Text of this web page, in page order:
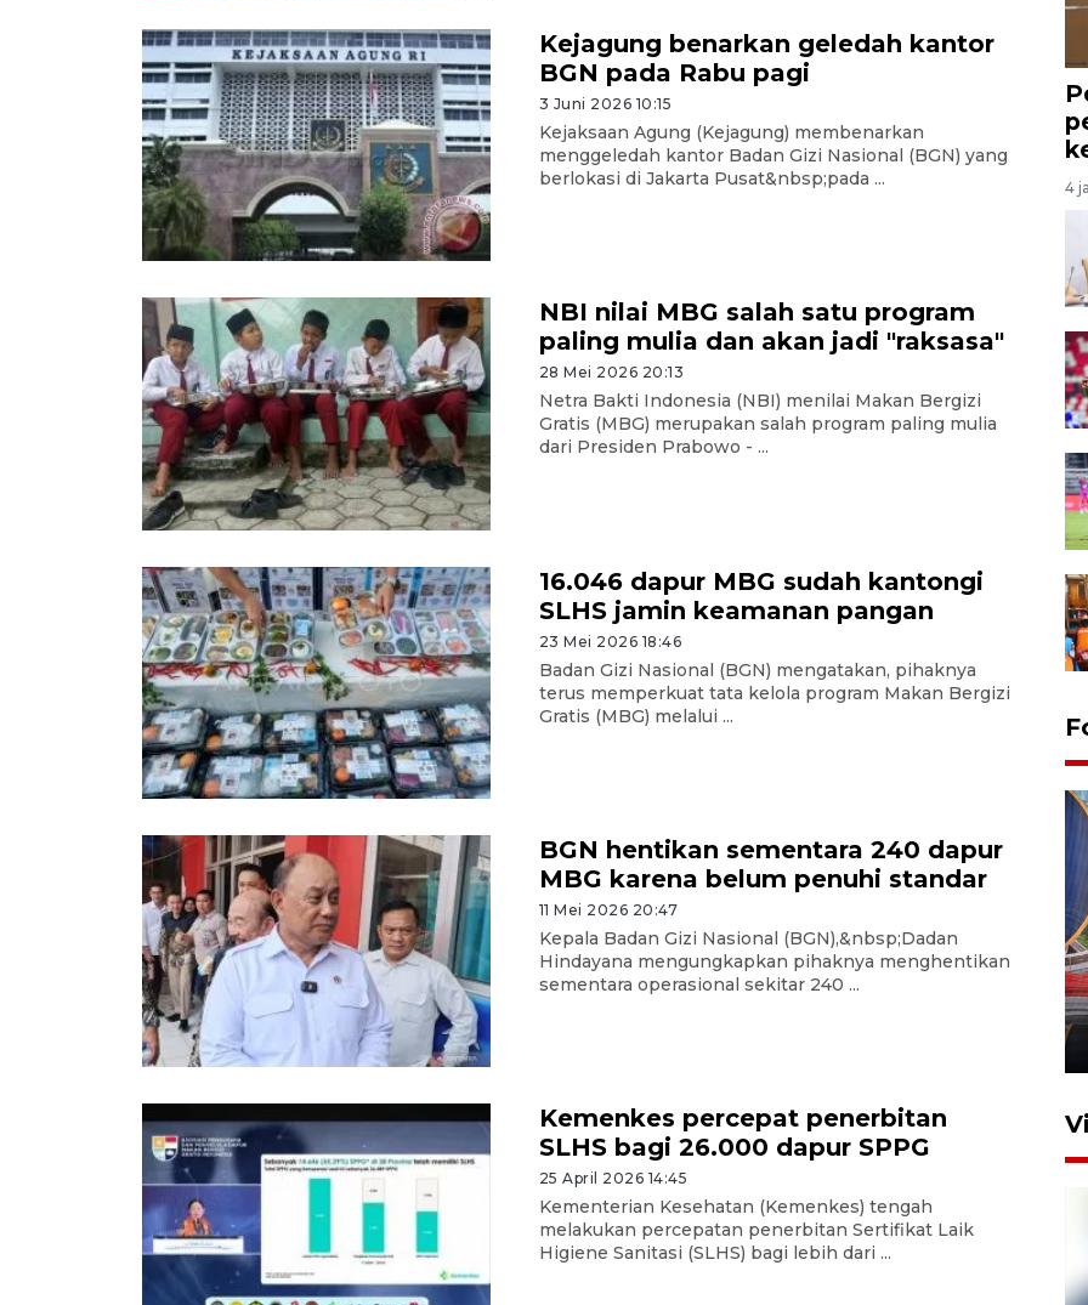
Kejagung benarkan geledah kantor
BGN pada Rabu pagi
3 Juni 2026 10:15
Kejaksaan Agung (Kejagung) membenarkan
menggeledah kantor Badan Gizi Nasional (BGN) yang
berlokasi di Jakarta Pusat&nbsp;pada ...
NBI nilai MBG salah satu program
paling mulia dan akan jadi "raksasa"
28 Mei 2026 20:13
Netra Bakti Indonesia (NBI) menilai Makan Bergizi
Gratis (MBG) merupakan salah program paling mulia
dari Presiden Prabowo - ...
16.046 dapur MBG sudah kantongi
SLHS jamin keamanan pangan
23 Mei 2026 18:46
Badan Gizi Nasional (BGN) mengatakan, pihaknya
terus memperkuat tata kelola program Makan Bergizi
Gratis (MBG) melalui ...
BGN hentikan sementara 240 dapur
MBG karena belum penuhi standar
11 Mei 2026 20:47
Kepala Badan Gizi Nasional (BGN),&nbsp;Dadan
Hindayana mengungkapkan pihaknya menghentikan
sementara operasional sekitar 240 ...
Kemenkes percepat penerbitan
SLHS bagi 26.000 dapur SPPG
25 April 2026 14:45
Kementerian Kesehatan (Kemenkes) tengah
melakukan percepatan penerbitan Sertifikat Laik
Higiene Sanitasi (SLHS) bagi lebih dari ...
4
Komisi V DPR tinjau
perlintasan sebidang di